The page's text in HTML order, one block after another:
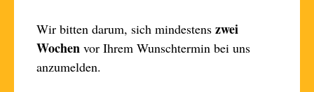
Wir bitten darum, sich mindes­tens zwei
Wochen vor Ihrem Wunsch­termin bei uns
anzu­melden.